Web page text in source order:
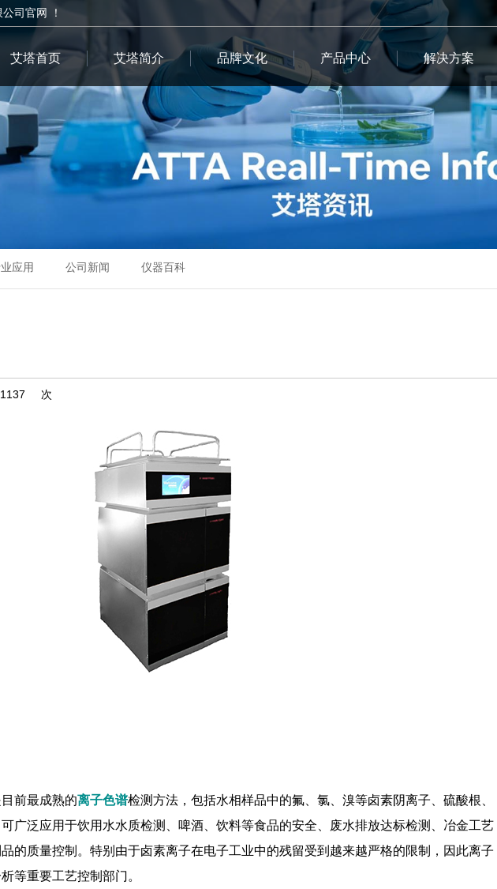
司官网 ！
艾塔首页 艾塔简介 品牌文化 产品中心 解决方案
应用 公司新闻 仪器百科
1137 次
前最成熟的离子色谱检测方法，包括水相样品中的氟、氯、溴等卤素阴离子、硫酸根、
广泛应用于饮用水水质检测、啤酒、饮料等食品的安全、废水排放达标检测、冶金工艺
的质量控制。特别由于卤素离子在电子工业中的残留受到越来越严格的限制，因此离子
等重要工艺控制部门。